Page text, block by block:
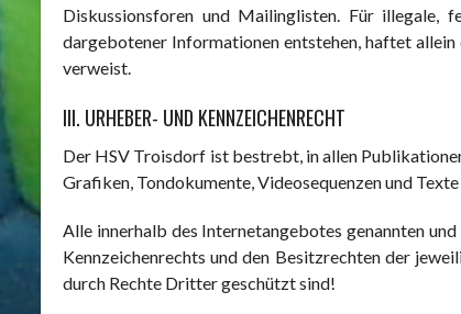
Diskussionsforen und Mailinglisten. Für illegale,
dargebotener Informationen entstehen, haftet
verweist.
III. URHEBER- UND KENNZEICHENRECHT
Der HSV Troisdorf ist bestrebt, in allen
Grafiken, Tondokumente, Videosequenzen und
Alle innerhalb des Internetangebotes genannten
Kennzeichenrechts und den Besitzrechten der
durch Rechte Dritter geschützt sind!